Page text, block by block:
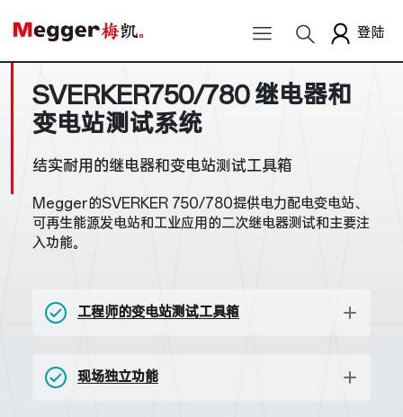
登陆
SVERKER750/780 继电器和
变电站测试系统
结实耐用的继电器和变电站测试工具箱
Megger的SVERKER 750/780提供电力配电变电站、
可再生能源发电站和工业应用的二次继电器测试和主要注
入功能。
工程师的变电站测试工具箱
现场独立功能